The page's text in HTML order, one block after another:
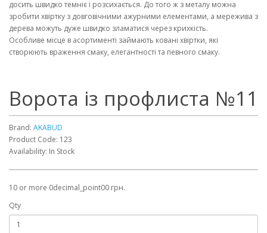
досить швидко темніє і розсихається. До того ж з металу можна
зробити хвіртку з довговічними ажурними елементами, а мережива з
дерева можуть дуже швидко зламатися через крихкість.
Особливе місце в асортименті займають ковані хвіртки, які
створюють враження смаку, елегантності та певного смаку.
Ворота із профлиста №11
Brand: AKABUD
Product Code: 123
Availability: In Stock
10 or more 0decimal_point00 грн.
Qty